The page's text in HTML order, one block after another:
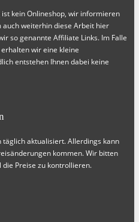
ist kein Onlineshop, wir informieren
weiterhin diese Arbeit hier
so genannte Affiliate Links. Im Falle
wir eine kleine
entstehen Ihnen dabei keine
aktualisiert. Allerdings kann
kommen. Wir bitten
Preise zu kontrollieren.